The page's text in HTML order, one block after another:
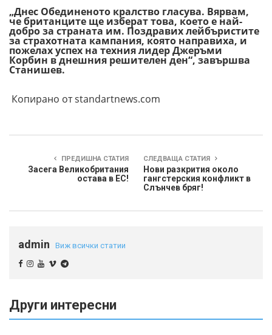
„Днес Обединеното кралство гласува. Вярвам,
че британците ще изберат това, което е най-
добро за страната им. Поздравих лейбъристите
за страхотната кампания, която направиха, и
пожелах успех на техния лидер Джеръми
Корбин в днешния решителен ден“, завършва
Станишев.
Копирано от standartnews.com
ПРЕДИШНА СТАТИЯ
Засега Великобритания
остава в ЕС!
СЛЕДВАЩА СТАТИЯ
Нови разкрития около
гангстерския конфликт в
Слънчев бряг!
admin Виж всички статии
Други интересни